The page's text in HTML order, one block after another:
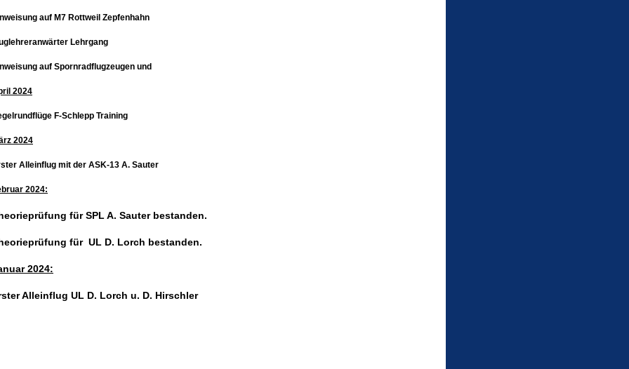
auf M7 Rottweil Zepfenhahn
Lehrgang
auf Spornradflugzeugen und
2024
F-Schlepp Training
2024
Alleinflug mit der ASK-13 A. Sauter
2024:
für SPL A. Sauter bestanden.
für UL D. Lorch bestanden.
2024:
Alleinflug UL D. Lorch u. D. Hirschler